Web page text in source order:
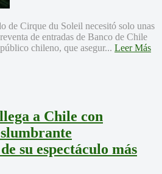
de Cirque du Soleil necesitó solo unas
de entradas de Banco de Chile
chileno, que asegur... Leer Más
a Chile con
su espectáculo más